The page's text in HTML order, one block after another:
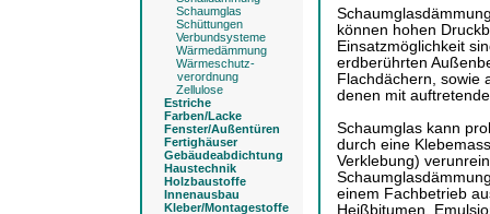
Schaumglas
Schüttungen
Verbundsysteme
Wärmedämmung
Wärmeschutz-
verordnung
Zellulose
Estriche
Farben/Lacke
Fenster/Außentüren
Fertighäuser
Gebäudeabdichtung
Haustechnik
Holzbaustoffe
Innenausbau
Kleber/Montagestoffe
können hohen
Einsatzmöglichkeit
erdberührten
Flachdächern, sowie
denen mit
Schaumglas kann
durch eine
Verklebung)
einem Fachbetrieb
Heißbitumen,